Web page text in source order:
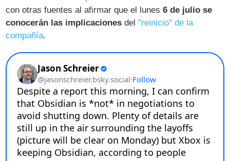
con otras fuentes al afirmar que el lunes6 de julio se
conocerán las implicaciones del"reinicio" de la
compañía.